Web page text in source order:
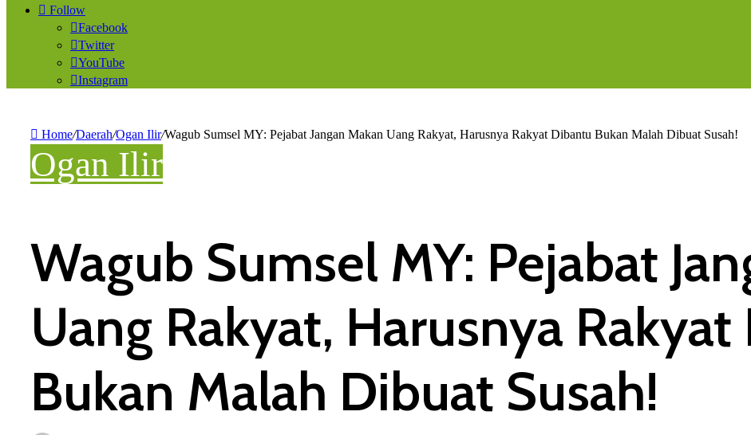
Follow
Facebook
Twitter
YouTube
Instagram
Home/Daerah/Ogan Ilir/Wagub Sumsel MY: Pejabat Jangan Makan Uang Rakyat, Harusnya Rakyat Dibantu Bukan Malah Dibuat Susah!
Ogan Ilir
Wagub Sumsel MY: Pejabat
Uang Rakyat, Harusnya
Bukan Malah Dibuat Susah!